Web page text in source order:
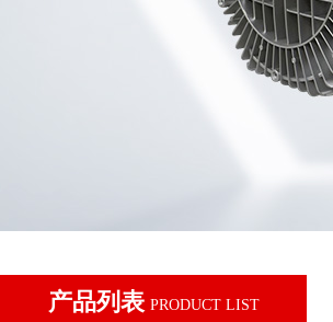
产品列表 PRODUCT LIST